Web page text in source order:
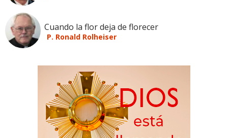
Cuando la flor deja de florecer
P. Ronald Rolheiser